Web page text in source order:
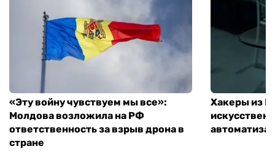
«Эту войну чувствуем мы все»:
Молдова возложила на РФ
ответственность за взрыв дрона в
стране
Хакеры из